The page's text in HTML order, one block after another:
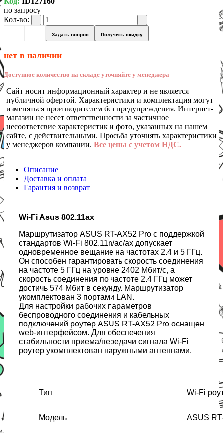
по запросу
Кол-во:
Задать вопрос Получить скидку
нет в наличии
Доступное количество на складе уточняйте у менеджера
Сайт носит информационный характер и не является
публичной офертой. Характеристики и комплектация могут
изменяться производителем без предупреждения. Интернет-
магазин не несет ответственности за частичное
несоответсвие характеристик и фото, указанных на нашем
сайте, с действительными. Просьба уточнять характеристики
у менеджеров компании. Все цены с учетом НДС.
Описание
Доставка и оплата
Гарантия и возврат
Wi-Fi Asus 802.11ax
Маршрутизатор ASUS RT-AX52 Pro с поддержкой
стандартов Wi-Fi 802.11n/ac/ax допускает
одновременное вещание на частотах 2.4 и 5 ГГц.
Он способен гарантировать скорость соединения
на частоте 5 ГГц на уровне 2402 Мбит/с, а
скорость соединения по частоте 2.4 ГГц может
достичь 574 Мбит в секунду. Маршрутизатор
укомплектован 3 портами LAN.
Для настройки рабочих параметров
беспроводного соединения и кабельных
подключений роутер ASUS RT-AX52 Pro оснащен
web-интерфейсом. Для обеспечения
стабильности приема/передачи сигнала Wi-Fi
роутер укомплектован наружными антеннами.
Тип Wi-Fi
Модель ASUS